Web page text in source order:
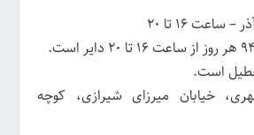
است.
خیابان میرزای شیرازی، کوچه